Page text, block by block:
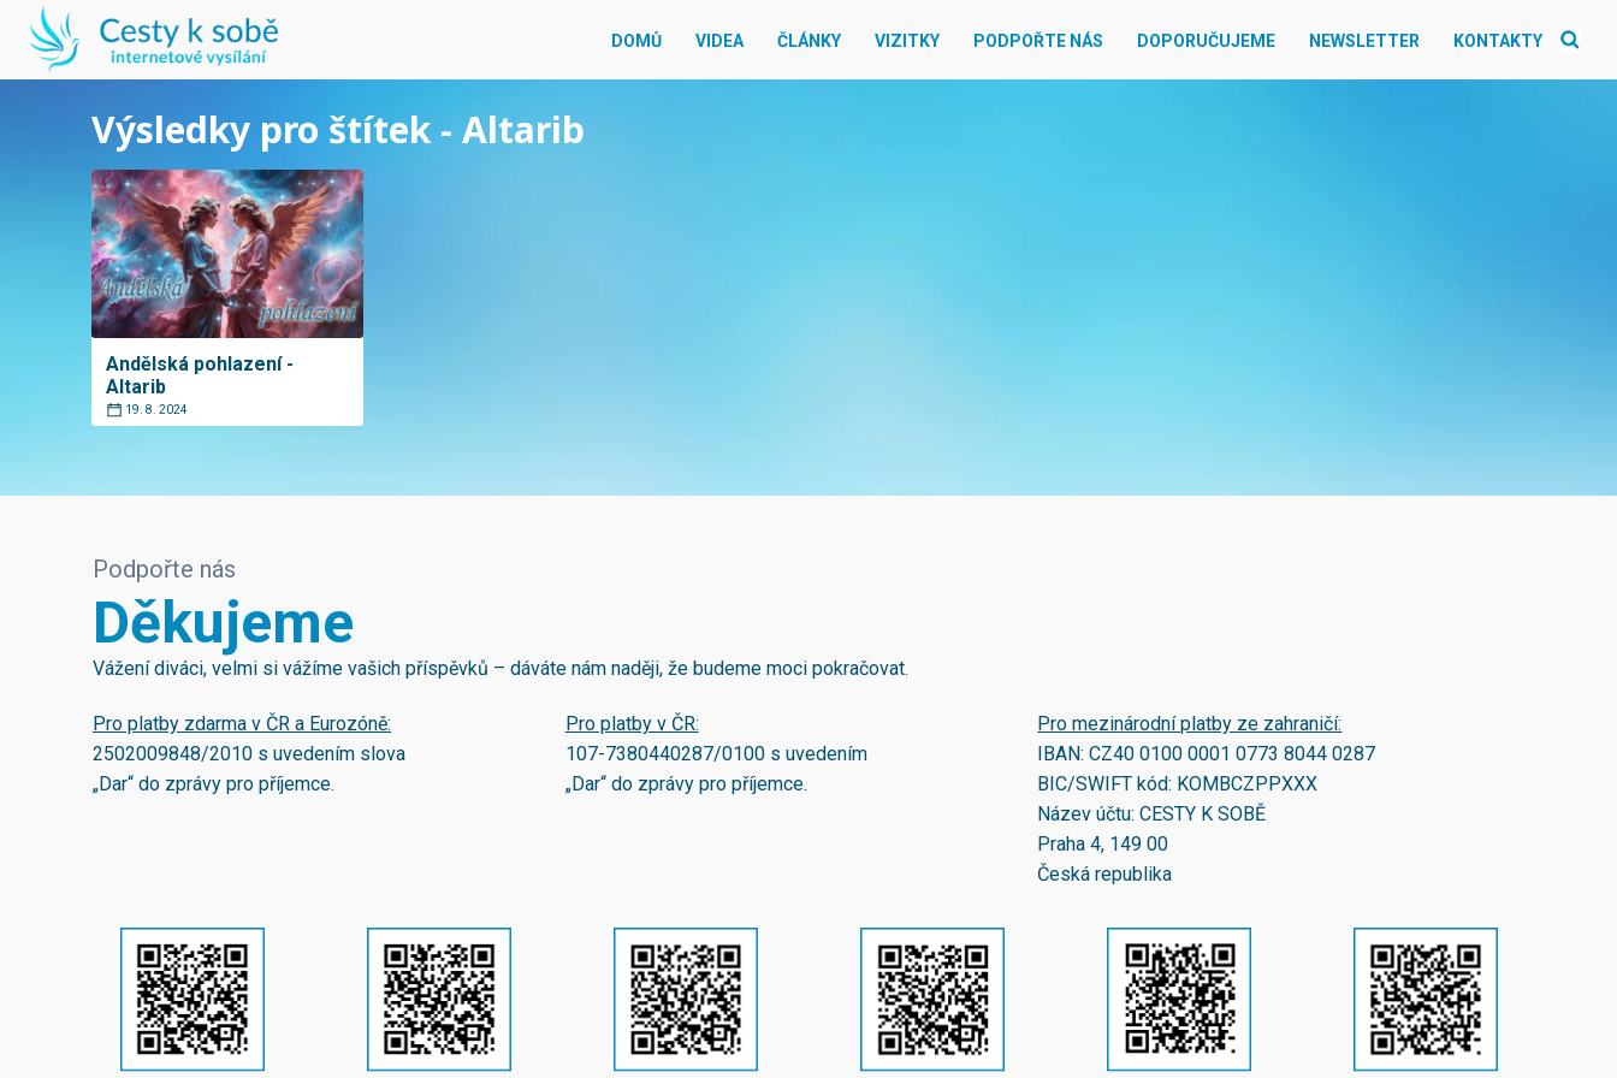
DOMŮ VIDEA ČLÁNKY VIZITKY PODPOŘTE NÁS DOPORUČUJEME NEWSLETTER KONTAKTY
Výsledky pro štítek - Altarib
Andělská pohlazení -
Altarib
19. 8. 2024
Podpořte nás
Děkujeme
Vážení diváci, velmi si vážíme vašich příspěvků – dáváte nám naději, že budeme moci pokračovat.
Pro platby zdarma v ČR a Eurozóně:
2502009848/2010 s uvedením slova
„Dar“ do zprávy pro příjemce.
Pro platby v ČR:
107-7380440287/0100s uvedením
„Dar“ do zprávy pro příjemce.
Pro mezinárodní platby ze zahraničí:
IBAN:CZ40 0100 0001 0773 8044 0287
BIC/SWIFT kód: KOMBCZPPXXX
Název účtu: CESTY K SOBĚ
Praha 4, 149 00
Česká republika